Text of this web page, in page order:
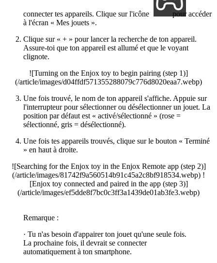
connecter tes appareils. Clique sur l'icône
pour accéder
à l'écran « Mes jouets ».
Clique sur « + » pour lancer la recherche de ton appareil.
Assure-toi que ton appareil est allumé et que le voyant
clignote.
![Turning on the Enjox toy to begin pairing (step 1)]
(/article/images/d04ffdf571355288079c776d8020eaa7.webp)
Une fois trouvé, le nom de ton appareil s'affiche. Appuie sur
l'interrupteur pour sélectionner ou désélectionner un jouet. La
position par défaut est « activé/sélectionné » (rose =
sélectionné, gris = désélectionné).
Une fois tes appareils trouvés, clique sur le bouton « Terminé
» en haut à droite.
![Searching for the Enjox toy in the Enjox Remote app (step 2)]
(/article/images/81742f9a560514b91c45a2c8bf918534.webp) !
[Enjox toy connected and paired in the app (step 3)]
(/article/images/ef5dde8f7bc0c3ff3a1439de01ab3fe3.webp)
Remarque :
· Tu n'as besoin d'appairer ton jouet qu'une seule fois.
La prochaine fois, il devrait se connecter
automatiquement à ton smartphone.